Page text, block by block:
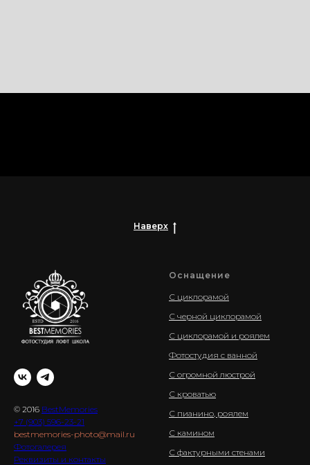
Наверх
© 2016 BestMemories
+7 (903) 596-23-21
bestmemories-photo@mail.ru
Фотогалерея
Реквизиты и контакты
Оснащение
С циклорамой
С черной циклорамой
С циклорамой и роялем
Фотостудия с ванной
С огромной люстрой
С кроватью
С пианино, роялем
С камином
С фактурными стенами